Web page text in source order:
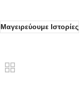
Μαγειρεύουμε Ιστορίες